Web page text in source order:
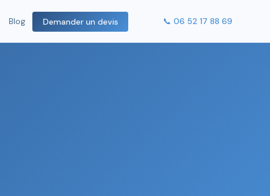
Blog Demander un devis 📞 06 52 17 88 69